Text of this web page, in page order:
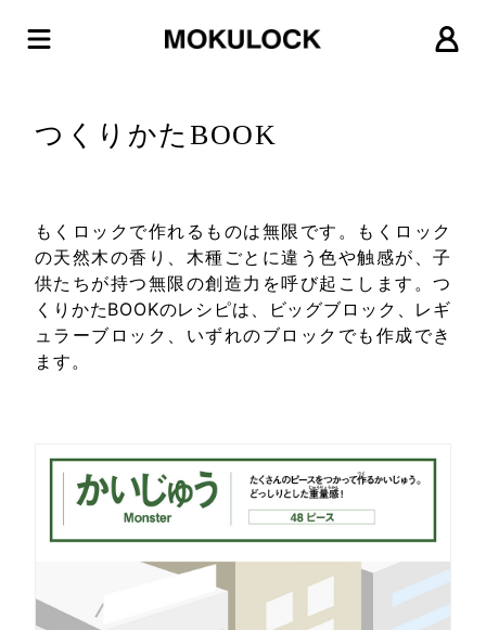
つくりかたBOOK
もくロックで作れるものは無限です。もくロック
の天然木の香り、木種ごとに違う色や触感が、子
供たちが持つ無限の創造力を呼び起こします。つ
くりかたBOOKのレシピは、ビッグブロック、レギ
ュラーブロック、いずれのブロックでも作成でき
ます。